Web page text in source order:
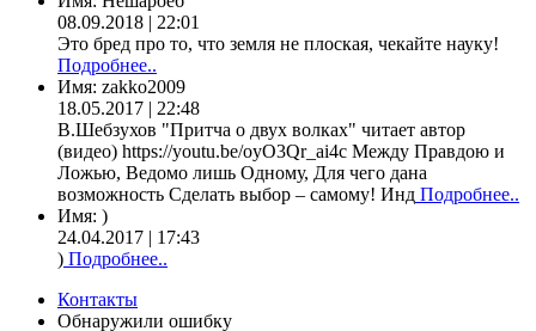
08.09.2018 | 22:01
Это бред про то, что земля не плоская, чекайте науку!
Подробнее..
Имя: zakko2009
18.05.2017 | 22:48
В.Шебзухов "Притча о двух волках" читает автор
(видео) https://youtu.be/oyO3Qr_ai4c Между Правдою и
Ложью, Ведомо лишь Одному, Для чего дана
возможность Сделать выбор – самому! Инд Подробнее..
Имя: )
24.04.2017 | 17:43
) Подробнее..
Контакты
Обнаружили ошибку